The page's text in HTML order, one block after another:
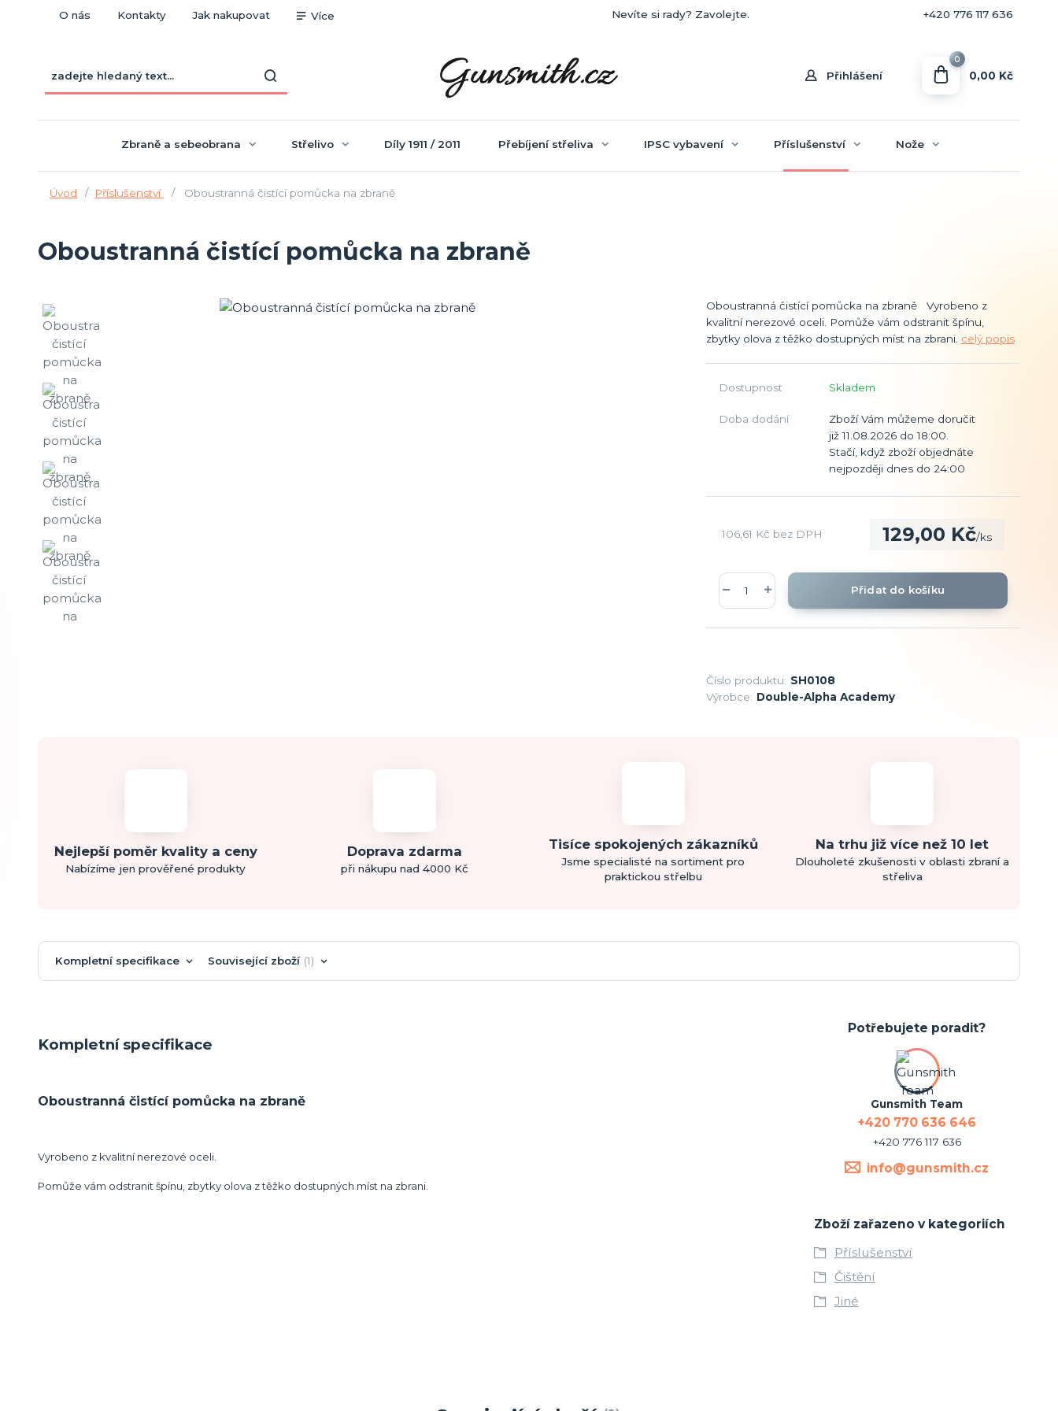
O nás Kontakty Jak nakupovat Více
Přihlášení
Nevíte si rady? Zavolejte. +420 776 117 636
0
0,00 Kč
Zbraně a sebeobrana Střelivo Díly 1911 / 2011 Přebíjení střeliva IPSC vybavení Příslušenství Nože
Úvod Příslušenství Oboustranná čistící pomůcka na zbraně
Oboustranná čistící pomůcka na zbraně
Oboustranná čistící pomůcka na zbraně Vyrobeno z
kvalitní nerezové oceli. Pomůže vám odstranit špínu,
zbytky olova z těžko dostupných míst na zbrani. celý popis
Dostupnost Skladem
Doba dodání
Zboží Vám můžeme doručit
již 11.08.2026 do 18:00.
Stačí, když zboží objednáte
nejpozději dnes do 24:00
129,00 Kč/ks
106,61 Kč bez DPH
Přidat do košíku
Číslo produktu: SH0108
Výrobce: Double-Alpha Academy
Nejlepší poměr kvality a ceny
Nabízíme jen prověřené produkty
Doprava zdarma
při nákupu nad 4000 Kč
Tisíce spokojených zákazníků
Jsme specialisté na sortiment pro
praktickou střelbu
Na trhu již více než 10 let
Dlouholeté zkušenosti v oblasti zbraní a
střeliva
Kompletní specifikace Související zboží 1
Kompletní specifikace
Oboustranná čistící pomůcka na zbraně
Vyrobeno z kvalitní nerezové oceli.
Pomůže vám odstranit špínu, zbytky olova z těžko dostupných míst na zbrani.
Potřebujete poradit?
Gunsmith Team
+420 770 636 646
+420 776 117 636
info@gunsmith.cz
Zboží zařazeno v kategoriích
Příslušenství
Čištění
Jiné